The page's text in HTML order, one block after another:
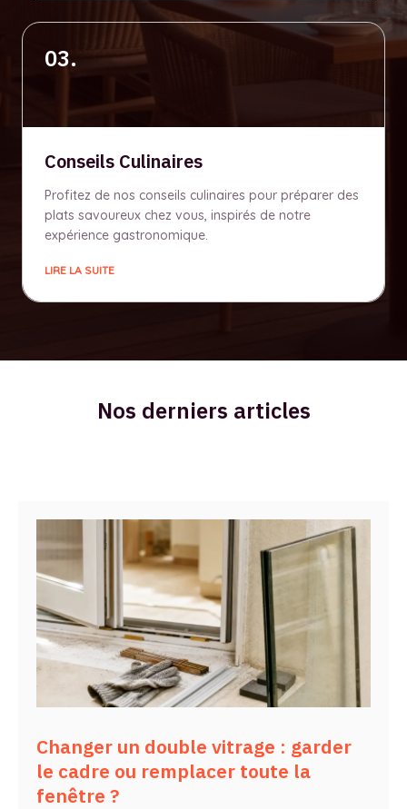
03.
Conseils Culinaires
Profitez de nos conseils culinaires pour préparer des
plats savoureux chez vous, inspirés de notre
expérience gastronomique.
LIRE LA SUITE
Nos derniers articles
Changer un double vitrage : garder
le cadre ou remplacer toute la
fenêtre ?